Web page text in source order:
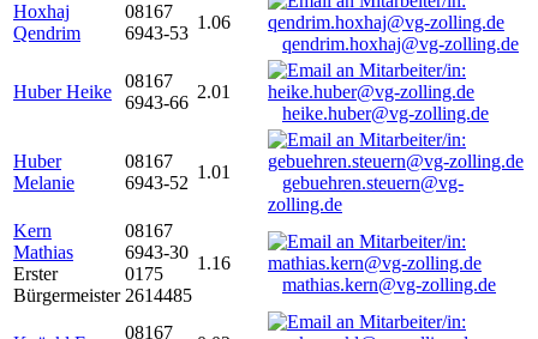
Hoxhaj
Qendrim
08167
6943-53
1.06
qendrim.hoxhaj@vg-zolling.de
Huber Heike
08167
6943-66
2.01
heike.huber@vg-zolling.de
Huber
Melanie
08167
6943-52
1.01
gebuehren.steuern@vg-
zolling.de
Kern
Mathias
Erster
Bürgermeister
08167
6943-30
0175
2614485
1.16
mathias.kern@vg-zolling.de
08167